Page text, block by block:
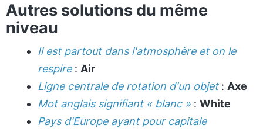
Autres solutions du même
niveau
Il est partout dans l'atmosphère et on le
respire: Air
Ligne centrale de rotation d'un objet: Axe
Mot anglais signifiant « blanc » : White
Pays d'Europe ayant pour capitale